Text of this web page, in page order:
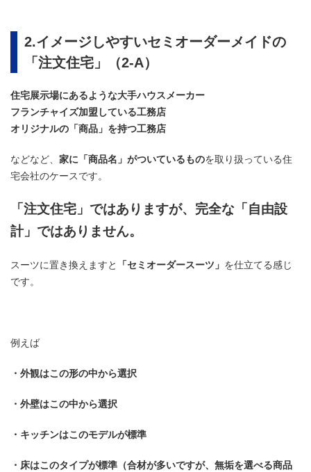
2.イメージしやすいセミオーダーメイドの
「注文住宅」（2-A）
住宅展示場にあるような大手ハウスメーカー
フランチャイズ加盟している工務店
オリジナルの「商品」を持つ工務店
などなど、 家に「商品名」がついているものを取り扱っている住
宅会社のケースです。
「注文住宅」ではありますが、完全な「自由設
計」ではありません。
スーツに置き換えますと 「セミオーダースーツ」 を仕立てる感じ
です。
例えば
・外観はこの形の中から選択
・外壁はこの中から選択
・キッチンはこのモデルが標準
・床はこのタイプが標準（合材が多いですが、無垢を選べる商品